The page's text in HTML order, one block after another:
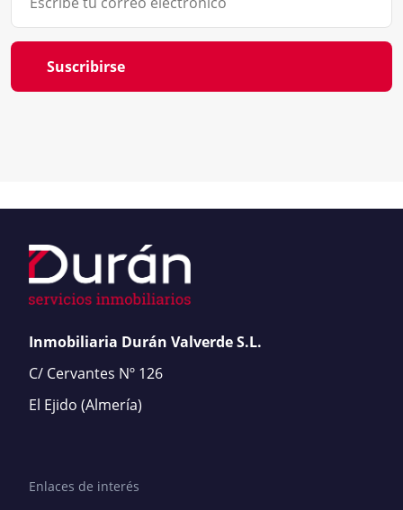
Suscribirse
Inmobiliaria Durán Valverde S.L.
C/ Cervantes Nº 126
El Ejido (Almería)
Enlaces de interés